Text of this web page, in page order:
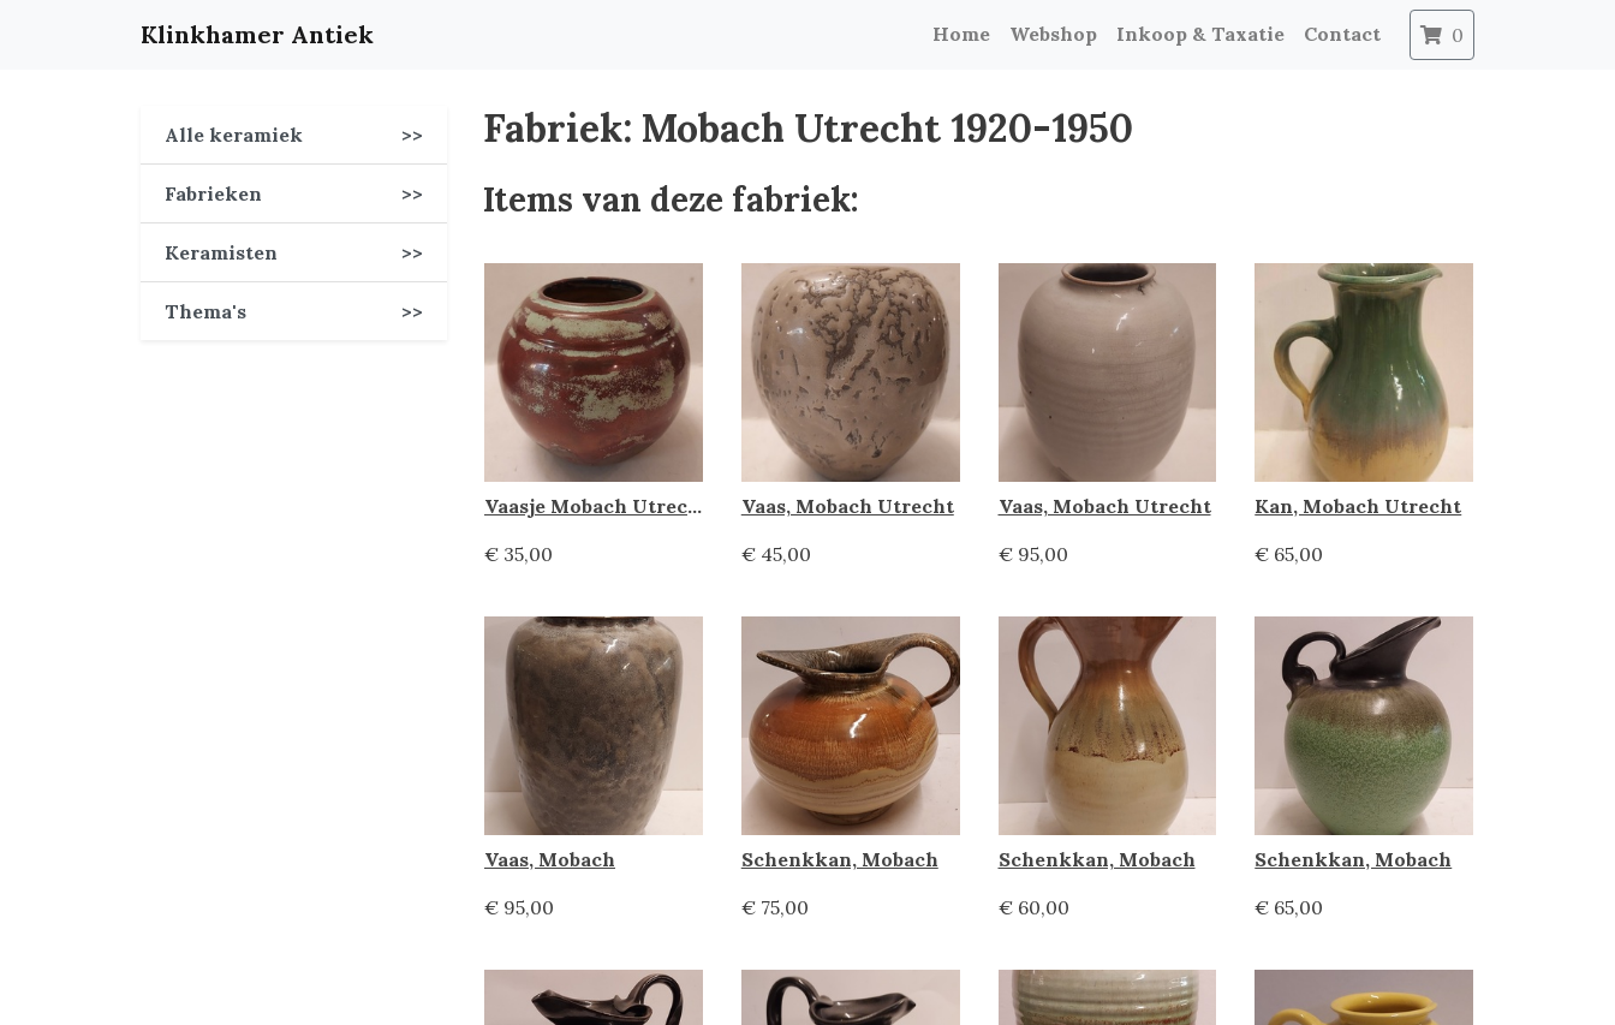
Klinkhamer Antiek Home Webshop Inkoop & Taxatie Contact 0
Alle keramiek >>
Fabrieken >>
Keramisten >>
Thema's >>
Fabriek: Mobach Utrecht 1920-1950
Items van deze fabriek:
Vaasje Mobach Utrecht
€ 35,00
Vaas, Mobach Utrecht
€ 45,00
Vaas, Mobach Utrecht
€ 95,00
Kan, Mobach Utrecht
€ 65,00
Vaas, Mobach
€ 95,00
Schenkkan, Mobach
€ 75,00
Schenkkan, Mobach
€ 60,00
Schenkkan, Mobach
€ 65,00